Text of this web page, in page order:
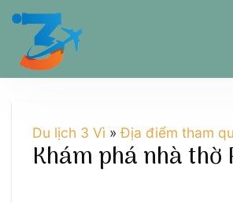
Chuyển
dung
Du lịch 3 Vì »Địa điểm tham
Khám phá nhà thờ